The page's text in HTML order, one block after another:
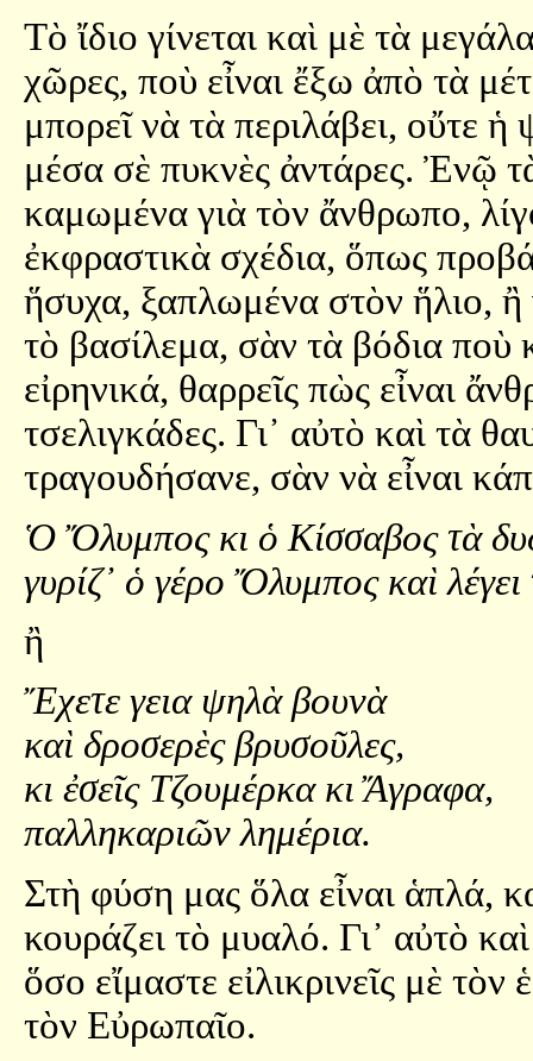
Τὸ ἴδιο γίνεται καὶ μὲ τὰ
χῶρες, ποὺ εἶναι ἔξω ἀπὸ τὰ
μπορεῖ νὰ τὰ περιλάβει, οὔτε
μέσα σὲ πυκνὲς ἀντάρες. Ἐνῷ
καμωμένα γιὰ τὸν ἄνθρωπο,
ἐκφραστικὰ σχέδια, ὅπως
ἥσυχα, ξαπλωμένα στὸν ἥλιο, ἢ
τὸ βασίλεμα, σὰν τὰ βόδια ποὺ
εἰρηνικά, θαρρεῖς πὼς εἶναι
τσελιγκάδες. Γι᾿ αὐτὸ καὶ τὰ
τραγουδήσανε, σὰν νὰ εἶναι
Ὁ Ὄλυμπος κι ὁ Κίσσαβος τὰ
γυρίζ᾿ ὁ γέρο Ὄλυμπος καὶ
ἢ
Ἔχετε γεια ψηλὰ βουνὰ
καὶ δροσερὲς βρυσοῦλες,
κι ἐσεῖς Τζουμέρκα κι Ἄγραφα,
παλληκαριῶν λημέρια.
Στὴ φύση μας ὅλα εἶναι ἁπλά,
κουράζει τὸ μυαλό. Γι᾿ αὐτὸ
ὅσο εἴμαστε εἰλικρινεῖς μὲ
τὸν Εὐρωπαῖο.